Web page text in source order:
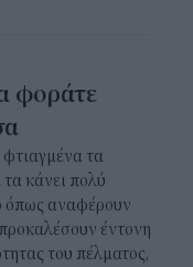
φοράτε
φτιαγμένα τα
κάνει πολύ
όπως αναφέρουν
έντονη
του πέλματος,